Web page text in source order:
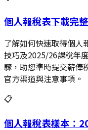
個人報稅表下載完
了解如何快速取得個人
技巧及2025/26課稅年
驟，助您準時提交薪俸
官方渠道與注意事項。
📋
個人報稅表樣本：